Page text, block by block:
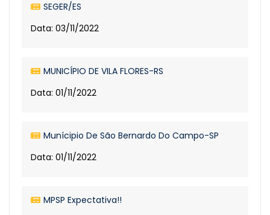
SEGER/ES
Data: 03/11/2022
MUNICÍPIO DE VILA FLORES-RS
Data: 01/11/2022
Munícipio De São Bernardo Do Campo-SP
Data: 01/11/2022
MPSP Expectativa!!